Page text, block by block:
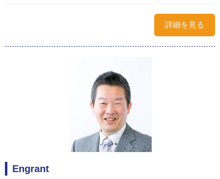
詳細を見る
Engrant